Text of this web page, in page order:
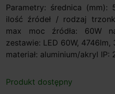
Parametry: średnica
ilość źródeł / rodzaj
max moc źródła: 60W
zestawie: LED 60W,
materiał: aluminium/akryl IP:
Produkt dostępny